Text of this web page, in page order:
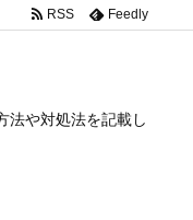
法や対処法を記載し
RSS Feedly